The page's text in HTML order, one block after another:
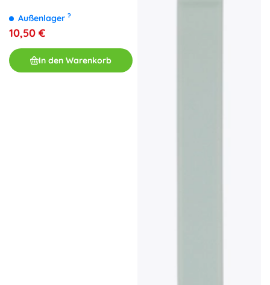
Außenlager ?
10,50 €
In den Warenkorb